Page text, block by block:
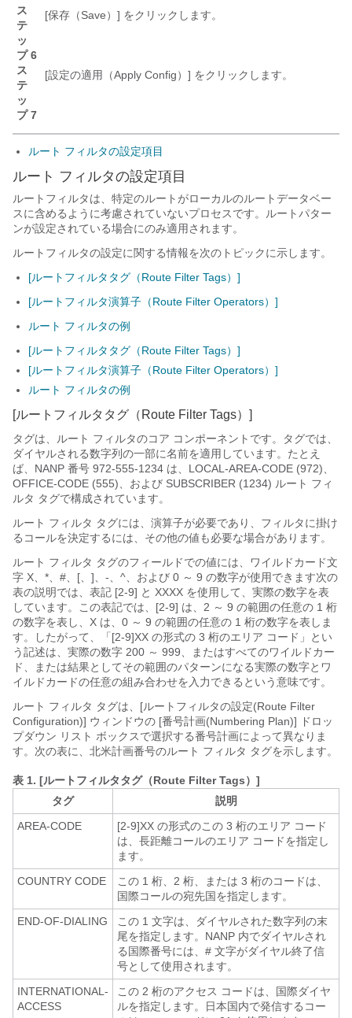
ス
テ
ッ
プ 6
[保存（Save）] をクリックします。
ス
テ
ッ
プ 7
[設定の適用（Apply Config）] をクリックします。
ルート フィルタの設定項目
ルート フィルタの設定項目
ルートフィルタは、特定のルートがローカルのルートデータベー
スに含めるように考慮されていないプロセスです。ルートパター
ンが設定されている場合にのみ適用されます。
ルートフィルタの設定に関する情報を次のトピックに示します。
[ルートフィルタタグ（Route Filter Tags）]
[ルートフィルタ演算子（Route Filter Operators）]
ルート フィルタの例
[ルートフィルタタグ（Route Filter Tags）]
[ルートフィルタ演算子（Route Filter Operators）]
ルート フィルタの例
[ルートフィルタタグ（Route Filter Tags）]
タグは、ルート フィルタのコア コンポーネントです。タグでは、
ダイヤルされる数字列の一部に名前を適用しています。たとえ
ば、NANP 番号 972-555-1234 は、LOCAL-AREA-CODE (972)、
OFFICE-CODE (555)、および SUBSCRIBER (1234) ルート フィ
ルタ タグで構成されています。
ルート フィルタ タグには、演算子が必要であり、フィルタに掛け
るコールを決定するには、その他の値も必要な場合があります。
ルート フィルタ タグのフィールドでの値には、ワイルドカード文
字 X、*、#、[、]、-、^、および 0 ～ 9 の数字が使用できます次の
表の説明では、表記 [2-9] と XXXX を使用して、実際の数字を表
しています。この表記では、[2-9] は、2 ～ 9 の範囲の任意の 1 桁
の数字を表し、X は、0 ～ 9 の範囲の任意の 1 桁の数字を表しま
す。したがって、「[2-9]XX の形式の 3 桁のエリア コード」とい
う記述は、実際の数字 200 ～ 999、またはすべてのワイルドカー
ド、または結果としてその範囲のパターンになる実際の数字とワ
イルドカードの任意の組み合わせを入力できるという意味です。
ルート フィルタ タグは、[ルートフィルタの設定(Route Filter
Configuration)] ウィンドウの [番号計画(Numbering Plan)] ドロッ
プダウン リスト ボックスで選択する番号計画によって異なりま
す。次の表に、北米計画番号のルート フィルタ タグを示します。
表 1. [ルートフィルタタグ（Route Filter Tags）]
タグ
説明
AREA-CODE
[2-9]XX の形式のこの 3 桁のエリア コード
は、長距離コールのエリア コードを指定し
ます。
COUNTRY CODE
この 1 桁、2 桁、または 3 桁のコードは、
国際コールの宛先国を指定します。
END-OF-DIALING
この 1 文字は、ダイヤルされた数字列の末
尾を指定します。NANP 内でダイヤルされ
る国際番号には、# 文字がダイヤル終了信
号として使用されます。
INTERNATIONAL-
ACCESS
この 2 桁のアクセス コードは、国際ダイヤ
ルを指定します。日本国内で発信するコー